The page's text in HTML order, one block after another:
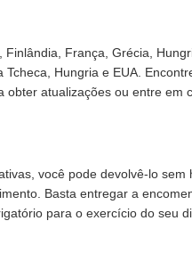
França, Grécia,
Hungria e EUA.
atualizações ou entre em
você pode devolvê-lo
Basta entregar a
para o exercício do